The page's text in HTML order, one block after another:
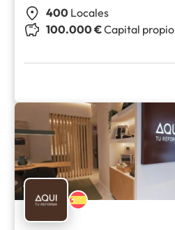
400 Locales
100.000 €Capital propio